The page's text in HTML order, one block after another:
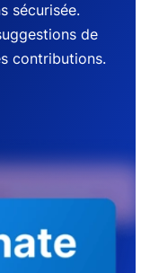
sécurisée.
de
contributions.